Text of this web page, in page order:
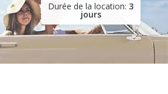
Hrvatski
3
jours